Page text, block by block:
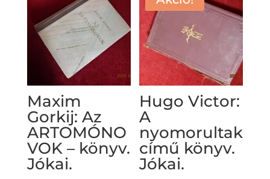
Maxim
Gorkij: Az
ARTOMÓNO
VOK – könyv.
Jókai.
Hugo Victor:
A
nyomorultak
című könyv.
Jókai.